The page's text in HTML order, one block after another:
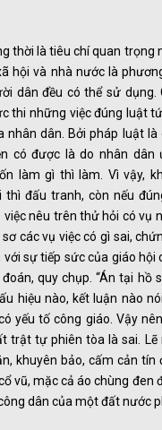
thời là tiêu chí quan trọng
hội và nhà nước là
dân đều có thể sử dụng.
thi những việc đúng luật
nhân dân. Bởi pháp luật
có được là do nhân dân
làm gì thì làm. Vì vậy,
thì đấu tranh, còn nếu
nêu trên thử hỏi có vụ
các vụ việc có gì sai,
với sự tiếp sức của giáo
quy chụp. “Án tại hồ
hiệu nào, kết luận nào
yếu tố công giáo. Vậy
trật tự phiên tòa là sai. Lẽ
khuyên bảo, cấm cản tín
vũ, mặc cả áo chùng đen
dân của một đất nước